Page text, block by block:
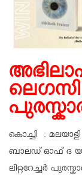
ലെഗസി
കൊച്ചി :
ബാലഡ് ഓഫ് ദ
ലിറ്ററേച്ചർ